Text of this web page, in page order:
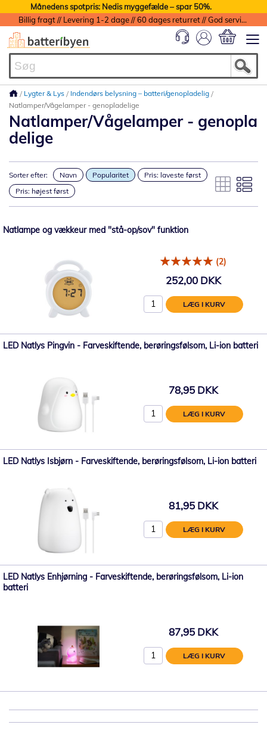
Månedens spotpris: Nedis myggefælde – spar 50%.
Billig fragt // Levering 1-2 dage // 60 dages returret // God service med garanti
Lygter & Lys
Indendørs belysning – batteri/genopladelig
Natlamper/Vågelamper - genopladelige
Natlamper/Vågelamper - genopla
delige
Sorter efter: Navn Popularitet
Pris: laveste først
Pris: højest først
Natlampe og vækkeur med "stå-op/sov" funktion
(2)
252,00 DKK
LÆG I KURV
LED Natlys Pingvin - Farveskiftende, berøringsfølsom, Li-ion batteri
78,95 DKK
LÆG I KURV
LED Natlys Isbjørn - Farveskiftende, berøringsfølsom, Li-ion batteri
81,95 DKK
LÆG I KURV
LED Natlys Enhjørning - Farveskiftende, berøringsfølsom, Li-ion
batteri
87,95 DKK
LÆG I KURV